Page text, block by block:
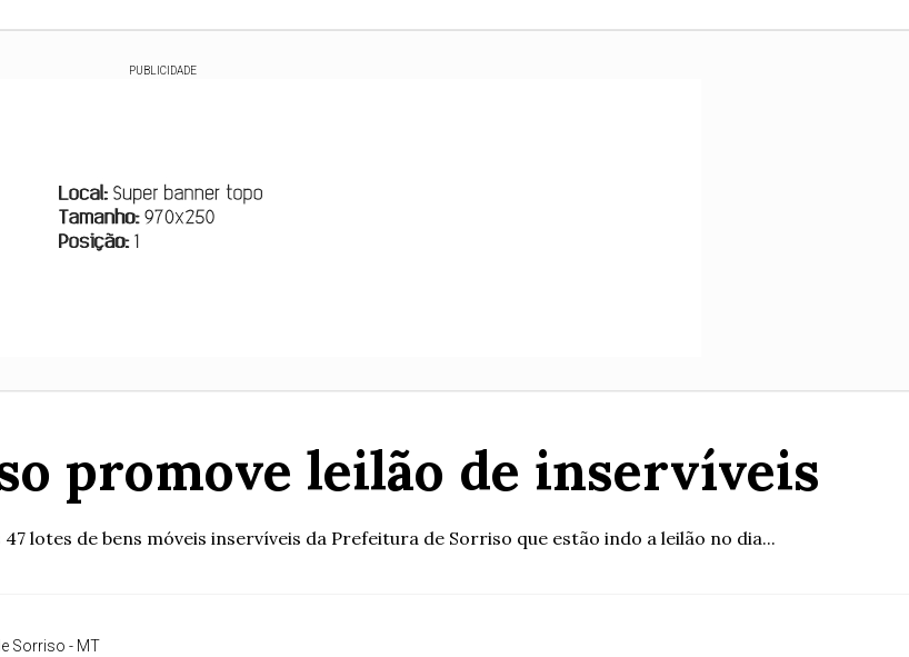
PUBLICIDADE
promove leilão de inservíveis
lotes de bens móveis inservíveis da Prefeitura de Sorriso que estão indo a leilão no dia...
Sorriso - MT